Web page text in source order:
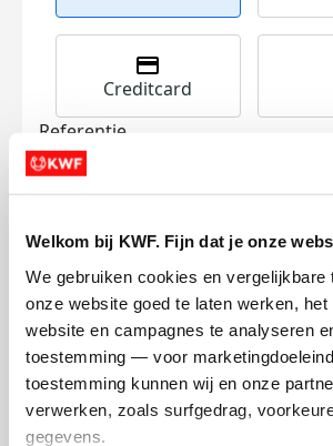
Welkom bij KWF. Fijn dat je onze
We gebruiken cookies en vergelijkbare
onze website goed te laten werken,
website en campagnes te analyseren
toestemming — voor
toestemming kunnen wij en onze
verwerken, zoals surfgedrag,
gegevens.
Creditcard
Referentie
Ik wil bijdragen aan de
en betaal €0.75 extra.
Doneer nu